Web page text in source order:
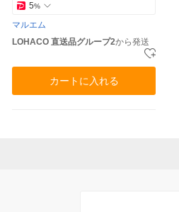
5%
マルエム
LOHACO 直送品グループ2から発送
カートに入れる